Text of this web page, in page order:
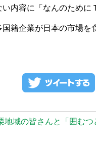
内容に「なんのために
籍企業が日本の市場を
域の皆さんと「囲むつ